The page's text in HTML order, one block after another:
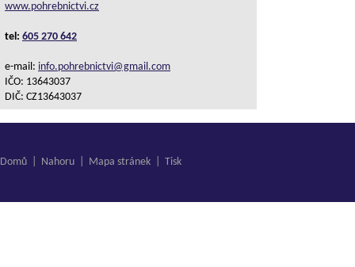
www.pohrebnictvi.cz
tel: 605 270 642
e-mail: info.pohrebnictvi@gmail.com
IČO: 13643037
DIČ: CZ13643037
Domů Nahoru Mapa stránek Tisk